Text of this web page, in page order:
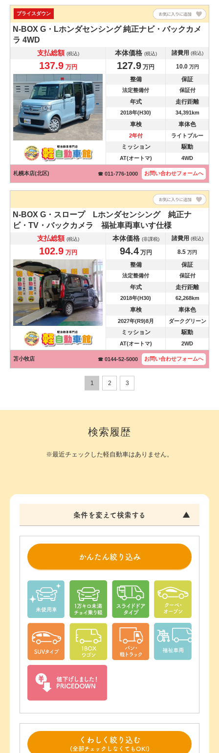
プライスダウン
N-BOX G・Lホンダセンシング 純正ナビ・バックカメ
ラ 4WD
支払総額 (税込) 本体価格 (税込) 諸費用 (税込)
137.9 万円 127.9 万円 10.0万円
整備 保証
法定整備付 保証付
年式 走行距離
2018年(H30) 34,391km
車検 車体色
2年付 ライトブルー
ミッション 駆動
AT(オートマ) 4WD
札幌本店(北区) ☎ 011-776-1000 お問い合わせフォームへ
N-BOX G・スロープ Lホンダセンシング 純正ナ
ビ・TV・バックカメラ 福祉車両車いす仕様
支払総額 (税込) 本体価格 (非課税) 諸費用 (税込)
102.9 万円 94.4万円 8.5 万円
整備 保証
法定整備付 保証付
年式 走行距離
2018年(H30) 62,268km
車検 車体色
2027年(R9)8月 ダークグリーン
ミッション 駆動
AT(オートマ) 2WD
苫小牧店 ☎ 0144-52-5000 お問い合わせフォームへ
1 2 3
検索履歴
※最近チェックした軽自動車はありません。
条件を変えて検索する
かんたん絞り込み
くわしく絞り込む
(全部チェックしなくてもOK!)